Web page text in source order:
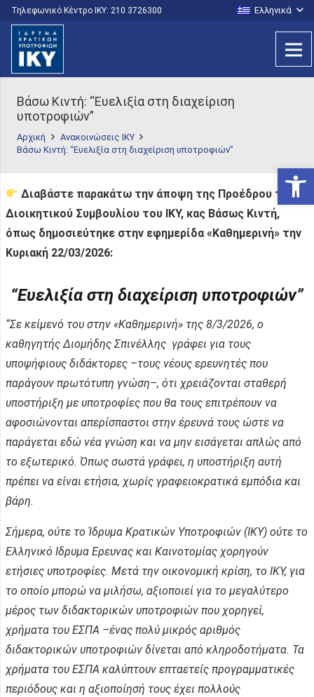
Τηλεφωνικό Κέντρο IKY: 210 3726300 Ελληνικά
Βάσω Κιντή: “Ευελιξία στη διαχείριση
υποτροφιών”
Αρχική
Ανακοινώσεις ΙΚΥ
Βάσω Κιντή: “Ευελιξία στη διαχείριση υποτροφιών”
Διαβάστε παρακάτω την άποψη της Προέδρου του
Διοικητικού Συμβουλίου του ΙΚΥ, κας Βάσως Κιντή,
όπως δημοσιεύτηκε στην εφημερίδα «Καθημερινή» την
Κυριακή 22/03/2026:
“Ευελιξία στη διαχείριση υποτροφιών”
“Σε κείμενό του στην «Καθημερινή» της 8/3/2026, ο
καθηγητής Διομήδης Σπινέλλης γράφει για τους
υποψήφιους διδάκτορες –τους νέους ερευνητές που
παράγουν πρωτότυπη γνώση–, ότι χρειάζονται σταθερή
υποστήριξη με υποτροφίες που θα τους επιτρέπουν να
αφοσιώνονται απερίσπαστοι στην έρευνά τους ώστε να
παράγεται εδώ νέα γνώση και να μην εισάγεται απλώς από
το εξωτερικό. Όπως σωστά γράφει, η υποστήριξη αυτή
πρέπει να είναι ετήσια, χωρίς γραφειοκρατικά εμπόδια και
βάρη.
Σήμερα, ούτε το Ίδρυμα Κρατικών Υποτροφιών (ΙΚΥ) ούτε το
Ελληνικό Ιδρυμα Ερευνας και Καινοτομίας χορηγούν
ετήσιες υποτροφίες. Μετά την οικονομική κρίση, το ΙΚΥ, για
το οποίο μπορώ να μιλήσω, αξιοποιεί για το μεγαλύτερο
μέρος των διδακτορικών υποτροφιών που χορηγεί,
χρήματα του ΕΣΠΑ –ένας πολύ μικρός αριθμός
διδακτορικών υποτροφιών δίνεται από κληροδοτήματα. Τα
χρήματα του ΕΣΠΑ καλύπτουν επταετείς προγραμματικές
περιόδους και η αξιοποίησή τους έχει πολλούς